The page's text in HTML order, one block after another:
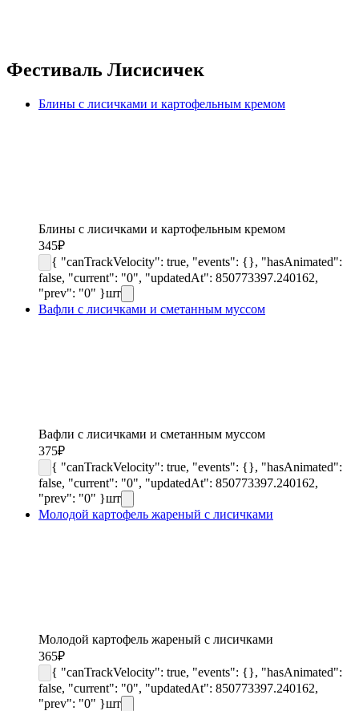
Фестиваль Лисисичек
Блины с лисичками и картофельным кремом
Блины с лисичками и картофельным кремом
345₽
{ "canTrackVelocity": true, "events": {}, "hasAnimated":
false, "current": "0", "updatedAt": 850773397.240162,
"prev": "0" }шт
Вафли с лисичками и сметанным муссом
Вафли с лисичками и сметанным муссом
375₽
{ "canTrackVelocity": true, "events": {}, "hasAnimated":
false, "current": "0", "updatedAt": 850773397.240162,
"prev": "0" }шт
Молодой картофель жареный с лисичками
Молодой картофель жареный с лисичками
365₽
{ "canTrackVelocity": true, "events": {}, "hasAnimated":
false, "current": "0", "updatedAt": 850773397.240162,
"prev": "0" }шт